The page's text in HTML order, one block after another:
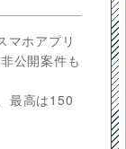
マホアプリ
公開案件も
最高は150